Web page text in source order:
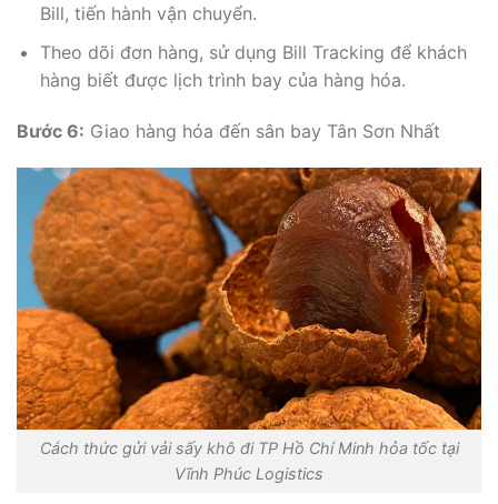
Bill, tiến hành vận chuyển.
Theo dõi đơn hàng, sử dụng Bill Tracking để khách
hàng biết được lịch trình bay của hàng hóa.
Bước 6: Giao hàng hóa đến sân bay Tân Sơn Nhất
Cách thức gửi vải sấy khô đi TP Hồ Chí Minh hỏa tốc tại
Vĩnh Phúc Logistics